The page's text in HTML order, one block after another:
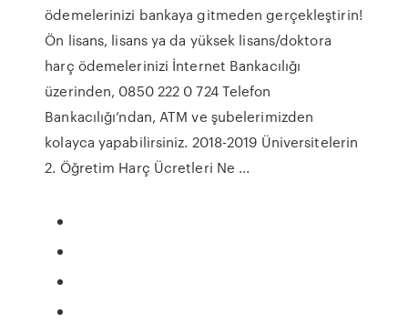
ödemelerinizi bankaya gitmeden gerçekleştirin!
Ön lisans, lisans ya da yüksek lisans/doktora
harç ödemelerinizi İnternet Bankacılığı
üzerinden, 0850 222 0 724 Telefon
Bankacılığı’ndan, ATM ve şubelerimizden
kolayca yapabilirsiniz. 2018-2019 Üniversitelerin
2. Öğretim Harç Ücretleri Ne ...